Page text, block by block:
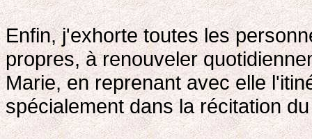
Enfin, j'exhorte toutes les
propres, à renouveler
Marie, en reprenant avec elle
spécialement dans la récitation